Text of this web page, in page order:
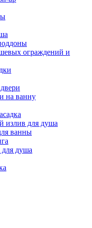
ограждений и
на ванну
излив для душа
ванны
душа